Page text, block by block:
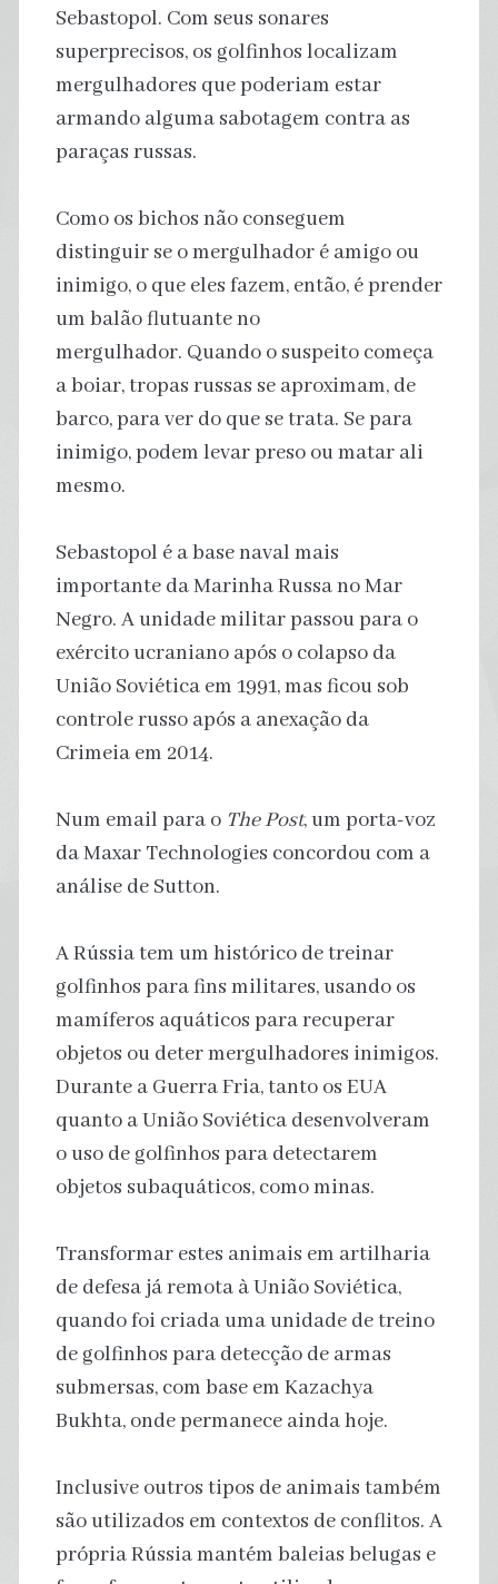
Sebastopol. Com seus sonares
superprecisos, os golfinhos localizam
mergulhadores que poderiam estar
armando alguma sabotagem contra as
paraças russas.
Como os bichos não conseguem
distinguir se o mergulhador é amigo ou
inimigo, o que eles fazem, então, é prender
um balão flutuante no
mergulhador. Quando o suspeito começa
a boiar, tropas russas se aproximam, de
barco, para ver do que se trata. Se para
inimigo, podem levar preso ou matar ali
mesmo.
Sebastopol é a base naval mais
importante da Marinha Russa no Mar
Negro. A unidade militar passou para o
exército ucraniano após o colapso da
União Soviética em 1991, mas ficou sob
controle russo após a anexação da
Crimeia em 2014.
Num email para o The Post, um porta-voz
da Maxar Technologies concordou com a
análise de Sutton.
A Rússia tem um histórico de treinar
golfinhos para fins militares, usando os
mamíferos aquáticos para recuperar
objetos ou deter mergulhadores inimigos.
Durante a Guerra Fria, tanto os EUA
quanto a União Soviética desenvolveram
o uso de golfinhos para detectarem
objetos subaquáticos, como minas.
Transformar estes animais em artilharia
de defesa já remota à União Soviética,
quando foi criada uma unidade de treino
de golfinhos para detecção de armas
submersas, com base em Kazachya
Bukhta, onde permanece ainda hoje.
Inclusive outros tipos de animais também
são utilizados em contextos de conflitos. A
própria Rússia mantém baleias belugas e